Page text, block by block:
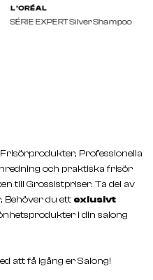
SÉRIE EXPERT Silver
Professionella
och praktiska frisör
till Grossistpriser. Ta del av
Behöver du ett exlusivt
i din salong
att få igång er Salong!